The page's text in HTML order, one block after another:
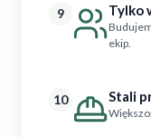
9 Tylko
ekip.
10 Stali